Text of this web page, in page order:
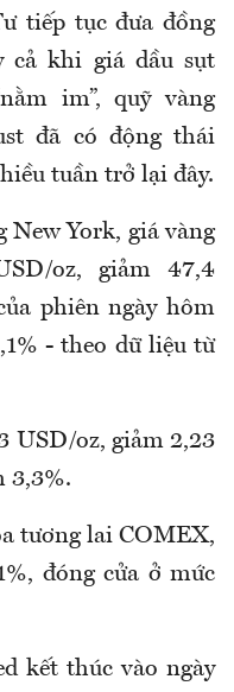
tiếp tục đưa đồng
cả khi giá dầu sụt
im”, quỹ vàng
đã có động thái
tuần trở lại đây.
New York, giá vàng
oz, giảm 47,4
phiên ngày hôm
- theo dữ liệu từ
USD/oz, giảm 2,23
3,3%.
tương lai COMEX,
đóng cửa ở mức
kết thúc vào ngày